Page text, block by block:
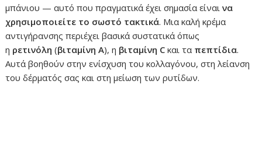
μπάνιου — αυτό που πραγματικά έχει σημασία είναινα
χρησιμοποιείτε το σωστό τακτικά. Μια καλή κρέμα
αντιγήρανσης περιέχει βασικά συστατικά όπως
η ρετινόλη (βιταμίνη Α), η βιταμίνη C και τα πεπτίδια.
Αυτά βοηθούν στην ενίσχυση του κολλαγόνου, στη λείανση
του δέρματός σας και στη μείωση των ρυτίδων.